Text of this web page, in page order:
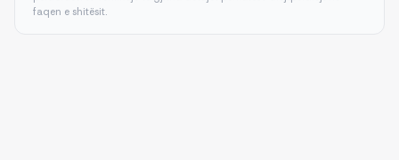
faqen e shitësit.